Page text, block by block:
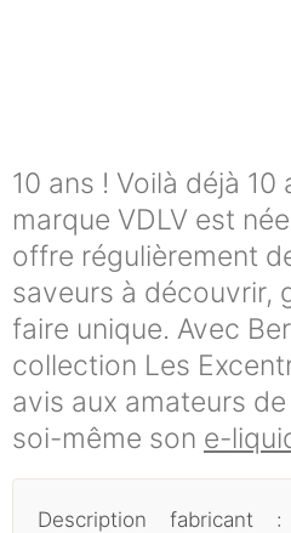
10 ans ! Voilà déjà 10
marque VDLV est
offre régulièrement
saveurs à découvrir,
faire unique. Avec
collection Les
avis aux amateurs
soi-même son e-
Description fabricant